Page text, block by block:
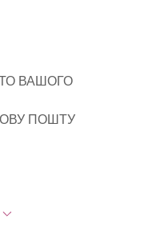
ВАШОГО
НОВУ ПОШТУ